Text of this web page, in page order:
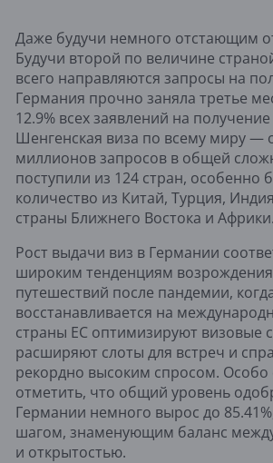
Даже будучи немного отстающим
Будучи второй по величине
всего направляются запросы на
Германия прочно заняла третье
12.9% всех заявлений на получение
Шенгенская виза по всему миру —
миллионов запросов в общей
поступили из 124 стран, особенно
количество из Китай, Турция,
страны Ближнего Востока и Африки.
Рост выдачи виз в Германии
широким тенденциям
путешествий после пандемии,
восстанавливается на
страны ЕС оптимизируют визовые
расширяют слоты для встреч и
рекордно высоким спросом. Особо
отметить, что общий уровень
Германии немного вырос до
шагом, знаменующим баланс
и открытостью.